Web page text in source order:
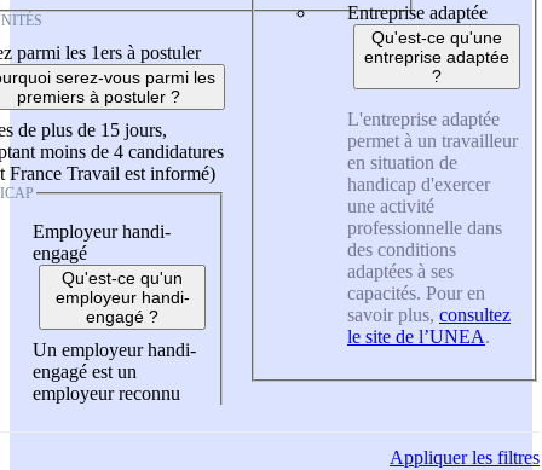
parmi les 1ers à postuler
serez-vous parmi les
premiers à postuler ?
de plus de 15 jours,
moins de 4 candidatures
France Travail est informé)
Employeur handi-
engagé
Qu'est-ce qu'un
employeur handi-
engagé ?
Un employeur handi-
engagé est un
employeur reconnu
Entreprise adaptée
Qu'est-ce qu'une
entreprise adaptée
?
L'entreprise adaptée
permet à un travailleur
en situation de
handicap d'exercer
une activité
professionnelle dans
des conditions
adaptées à ses
capacités. Pour en
savoir plus, consultez
le site de l’UNEA.
Appliquerles filtres